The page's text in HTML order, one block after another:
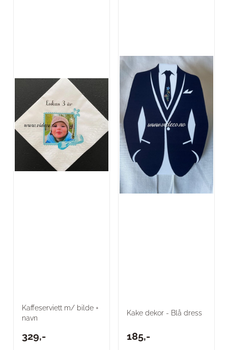
Kaffeserviett m/ bilde +
navn
329,-
Kake dekor - Blå dress
185,-